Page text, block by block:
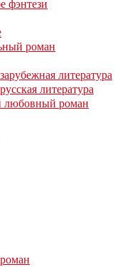
фэнтези
роман
литература
литература
любовный роман